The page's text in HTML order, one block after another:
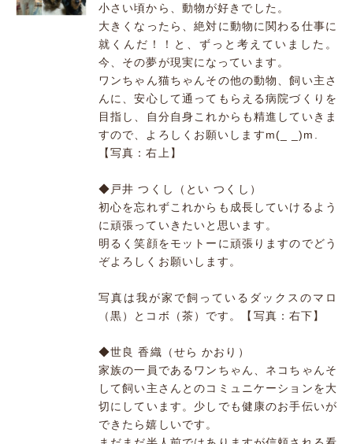
小さい頃から、動物が好きでした。
大きくなったら、絶対に動物に関わる仕事に
就くんだ！！と、ずっと考えていました。
今、その夢が現実になっています。
ワンちゃん猫ちゃんその他の動物、飼い主さ
んに、安心して通ってもらえる病院づくりを
目指し、自分自身これからも精進していきま
すので、よろしくお願いしますm(_ _)m.
【写真：右上】
◆戸井 つくし（とい つくし）
初心を忘れずこれからも成長していけるよう
に頑張っていきたいと思います。
明るく笑顔をモットーに頑張りますのでどう
ぞよろしくお願いします。
写真は我が家で飼っているダックスのマロ
（黒）とコボ（茶）です。【写真：右下】
◆世良 香織（せら かおり）
家族の一員であるワンちゃん、ネコちゃんそ
して飼い主さんとのコミュニケーションを大
切にしています。少しでも健康のお手伝いが
できたら嬉しいです。